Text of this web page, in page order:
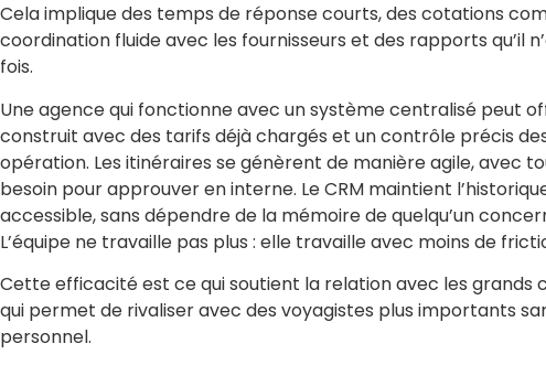
Cela implique des temps de réponse courts, des cotations
coordination fluide avec les fournisseurs et des rapports qu’il
fois.
Une agence qui fonctionne avec un système centralisé peut
construit avec des tarifs déjà chargés et un contrôle précis
opération. Les itinéraires se génèrent de manière agile, avec
besoin pour approuver en interne. Le CRM maintient
accessible, sans dépendre de la mémoire de quelqu’un
L’équipe ne travaille pas plus : elle travaille avec moins de
Cette efficacité est ce qui soutient la relation avec les grands
qui permet de rivaliser avec des voyagistes plus importants
personnel.